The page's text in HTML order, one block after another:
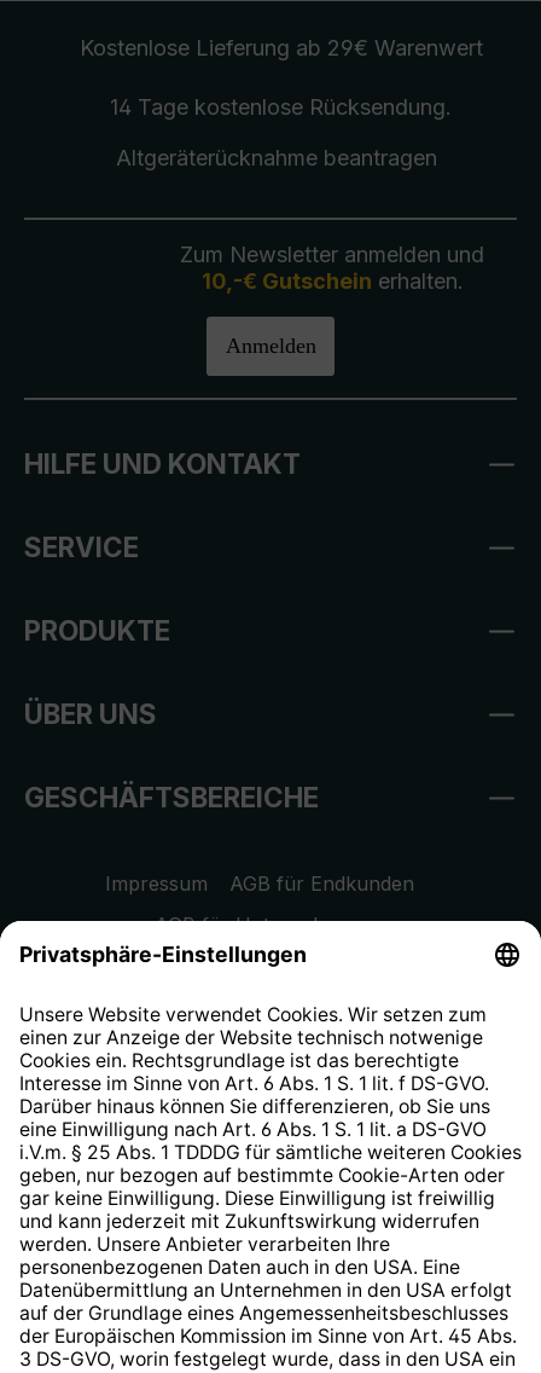
Kostenlose Lieferung ab 29€ Warenwert
14 Tage kostenlose Rücksendung.
Altgeräterücknahmebeantragen
Zum Newsletter anmelden und
10,-€ Gutschein erhalten.
Anmelden
HILFE UND KONTAKT
SERVICE
PRODUKTE
ÜBER UNS
GESCHÄFTSBEREICHE
Impressum
AGB für Endkunden
AGB für Unternehmen
Datenschutzhinweis
Widerrufsrecht
Hinweisgeberschutzsystem
Barrierefreiheit